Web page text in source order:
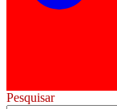
Pesquisar